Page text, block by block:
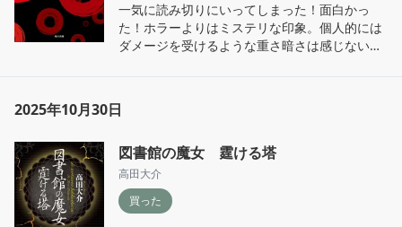
一気に読み切りにいってしまった！面白かっ
た！ホラーよりはミステリな印象。個人的には
ダメージを受けるような重さ暗さは感じないか
た。
2025年10月30日
図書館の魔女 霆ける塔
高田大介
買った